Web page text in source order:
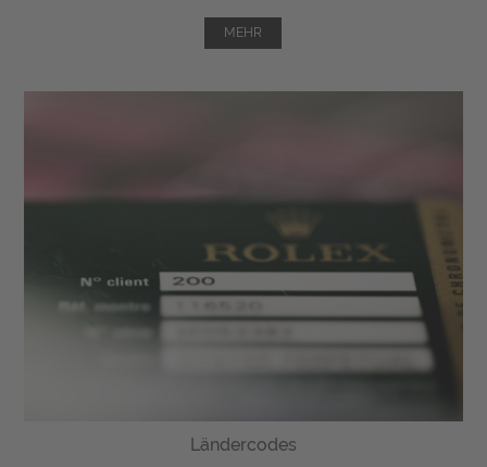
MEHR
Ländercodes